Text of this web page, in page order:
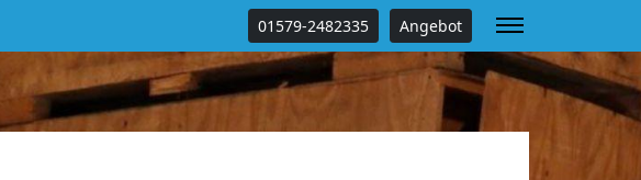
01579-2482335 Angebot